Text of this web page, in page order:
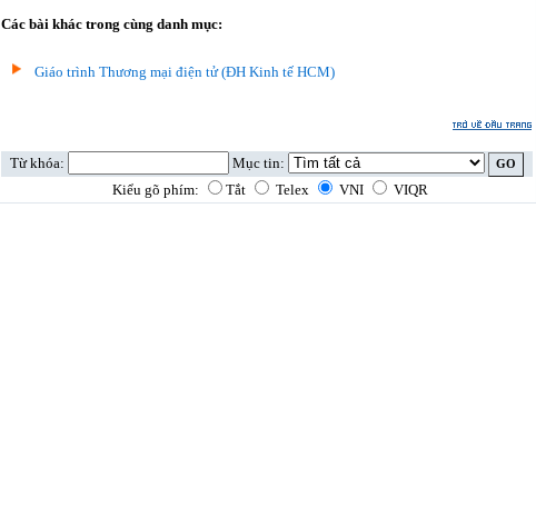
Các bài khác trong cùng danh mục:
Giáo trình Thương mại điện tử (ĐH Kinh tế HCM)
Từ khóa:
Mục tin:
Kiểu gõ phím:
Tắt Telex VNI VIQR